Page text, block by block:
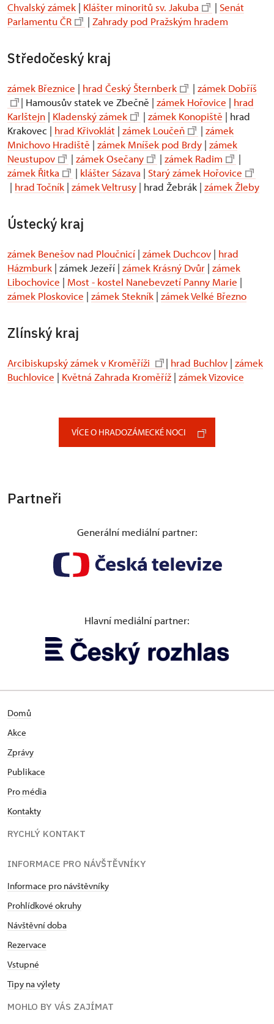
Chvalský zámek | Klášter minoritů sv. Jakuba | Senát
Parlamentu ČR
| Zahrady pod Pražským hradem
Středočeský kraj
zámek Březnice | hrad Český Šternberk | zámek Dobříš
| Hamousův statek ve Zbečně | zámek Hořovice | hrad
Karlštejn | Kladenský zámek | zámek Konopiště | hrad
Krakovec | hrad Křivoklát | zámek Loučeň | zámek
Mnichovo Hradiště | zámek Mníšek pod Brdy | zámek
Neustupov
| zámek Osečany | zámek Radim
|
zámek Řitka
| klášter Sázava | Starý zámek Hořovice
| hrad Točník | zámek Veltrusy | hrad Žebrák | zámek Žleby
Ústecký kraj
zámek Benešov nad Ploučnicí | zámek Duchcov | hrad
Házmburk | zámek Jezeří | zámek Krásný Dvůr | zámek
Libochovice | Most - kostel Nanebevzetí Panny Marie |
zámek Ploskovice | zámek Stekník | zámek Velké Březno
Zlínský kraj
Arcibiskupský zámek v Kroměříži | hrad Buchlov | zámek
Buchlovice | Květná Zahrada Kroměříž | zámek Vizovice
VÍCE O HRADOZÁMECKÉ NOCI
Partneři
Generální mediální partner:
Hlavní mediální partner:
Domů
Akce
Zprávy
Publikace
Pro média
Kontakty
RYCHLÝ KONTAKT
INFORMACE PRO NÁVŠTĚVNÍKY
Informace pro návštěvníky
Prohlídkové okruhy
Návštěvní doba
Rezervace
Vstupné
Tipy na výlety
MOHLO BY VÁS ZAJÍMAT